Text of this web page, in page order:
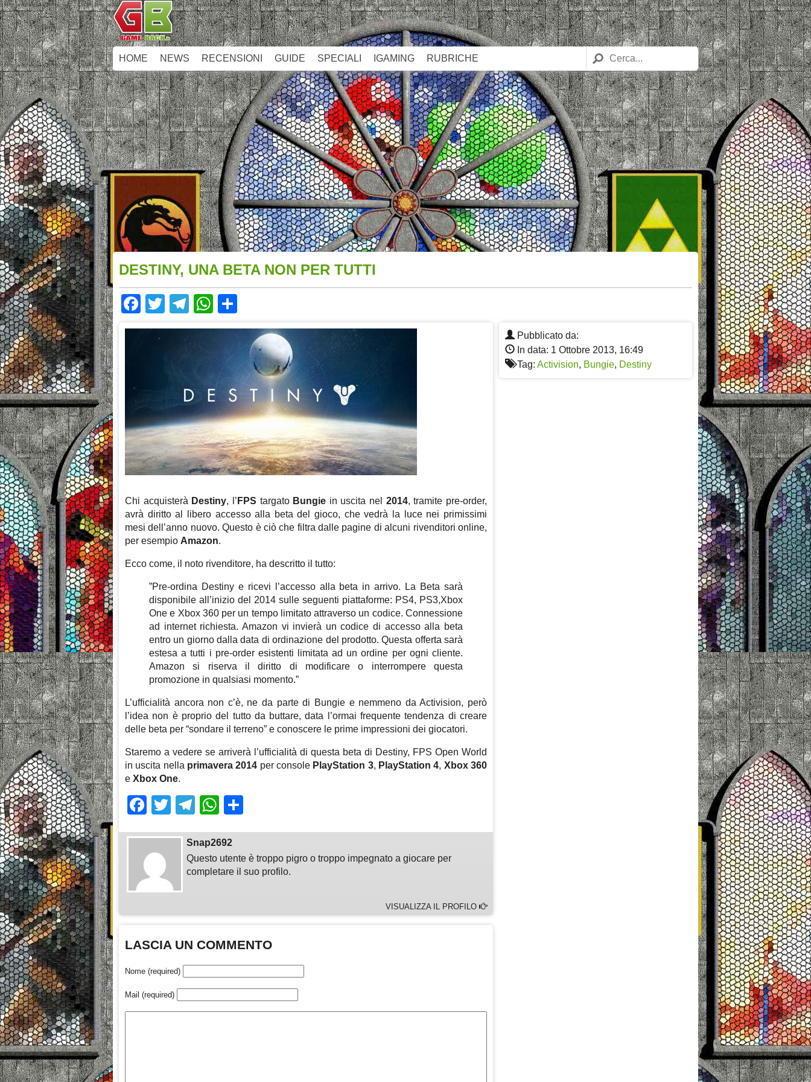
HOME NEWS RECENSIONI GUIDE SPECIALI IGAMING RUBRICHE
DESTINY, UNA BETA NON PER TUTTI
Facebook
TwitterTelegram
WhatsApp
Pubblicato da:
In data: 1 Ottobre 2013, 16:49
Tag: Activision, Bungie, Destiny
Chi acquisterà Destiny, l’ FPS targatoBungie in uscita nel 2014, tramite pre-order,
avrà diritto al libero accesso alla beta del gioco, che vedrà la luce nei primissimi
mesi dell’anno nuovo. Questo è ciò che filtra dalle pagine di alcuni rivenditori online,
per esempio Amazon.
Ecco come, il noto rivenditore, ha descritto il tutto:
”Pre-ordina Destiny e ricevi l’accesso alla beta in arrivo. La Beta sarà
disponibile all’inizio del 2014 sulle seguenti piattaforme: PS4, PS3,Xbox
One e Xbox 360 per un tempo limitato attraverso un codice. Connessione
ad internet richiesta. Amazon vi invierà un codice di accesso alla beta
entro un giorno dalla data di ordinazione del prodotto. Questa offerta sarà
estesa a tutti i pre-order esistenti limitata ad un ordine per ogni cliente.
Amazon si riserva il diritto di modificare o interrompere questa
promozione in qualsiasi momento.”
L’ufficialità ancora non c’è, ne da parte di Bungie e nemmeno da Activision, però
l’idea non è proprio del tutto da buttare, data l’ormai frequente tendenza di creare
delle beta per “sondare il terreno” e conoscere le prime impressioni dei giocatori.
Staremo a vedere se arriverà l’ufficialità di questa beta di Destiny, FPS Open World
in uscita nella primavera 2014 per console PlayStation 3, PlayStation 4, Xbox 360
e Xbox One.
Facebook
TwitterTelegram
WhatsApp
Snap2692
Questo utente è troppo pigro o troppo impegnato a giocare per
completare il suo profilo.
VISUALIZZA IL PROFILO
LASCIA UN COMMENTO
Nome (required)
Mail (required)